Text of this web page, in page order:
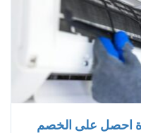
احصل على الخصم